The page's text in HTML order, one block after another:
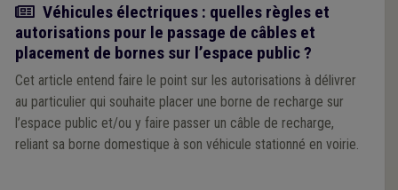
Article
Véhicules électriques : quelles règles et
autorisations pour le passage de câbles et
placement de bornes sur l’espace public ?
Cet article entend faire le point sur les autorisations à délivrer
au particulier qui souhaite placer une borne de recharge sur
l’espace public et/ou y faire passer un câble de recharge,
reliant sa borne domestique à son véhicule stationné en voirie.